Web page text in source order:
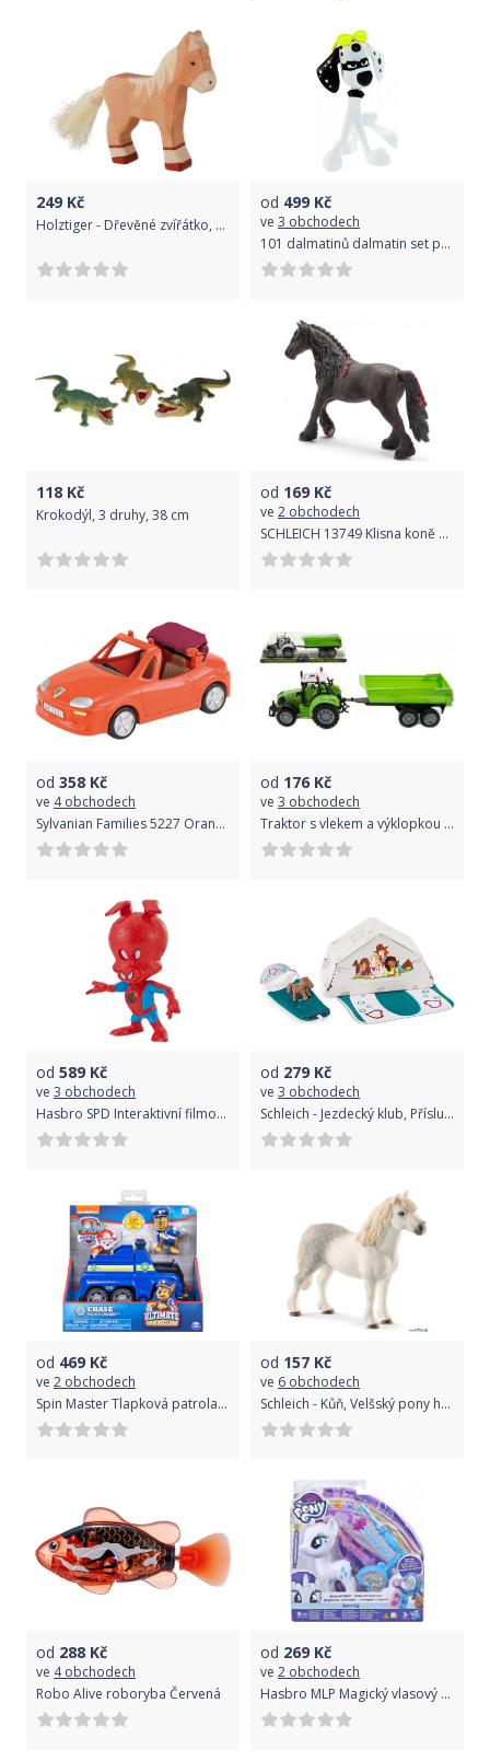
249 Kč
Holztiger - Dřevěné zvířátko, Kůň hnědý světlý hříbě
od 499 Kč
ve 3 obchodech
101 dalmatinů dalmatin set postaviček
118 Kč
Krokodýl, 3 druhy, 38 cm
od 169 Kč
ve 2 obchodech
SCHLEICH 13749 Klisna koně Fríského
od 358 Kč
ve 4 obchodech
Sylvanian Families 5227 Oranžový kabriolet
od 176 Kč
ve 3 obchodech
Traktor s vlekem a výklopkou plast 3na setrvačník
od 589 Kč
ve 3 obchodech
Hasbro SPD Interaktivní filmová figurka Honolulu
od 279 Kč
ve 3 obchodech
Schleich - Jezdecký klub, Příslušenství ke kempování
od 469 Kč
ve 2 obchodech
Spin Master Tlapková patrola Policejní vozidlo
od 157 Kč
ve 6 obchodech
Schleich - Kůň, Velšský pony hřebec
od 288 Kč
ve 4 obchodech
Robo Alive roboryba Červená
od 269 Kč
ve 2 obchodech
Hasbro MLP Magický vlasový salon Ast